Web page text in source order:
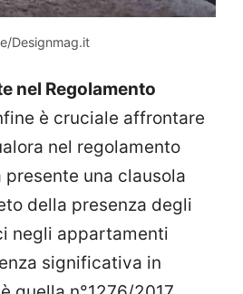
Designmag.it
nel Regolamento
è cruciale affrontare
nel regolamento
una clausola
della presenza degli
negli appartamenti
significativa in